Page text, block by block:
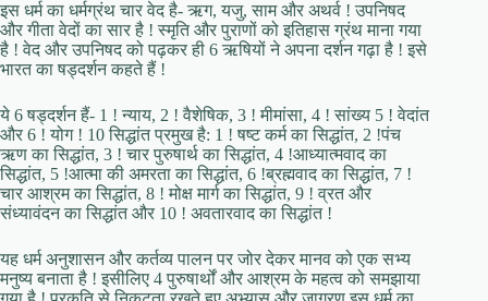
इस धर्म का धर्मग्रंथ चार वेद है- ऋग, यजु, साम और अथर्व ! उपनिषद
और गीता वेदों का सार है ! स्मृति और पुराणों को इतिहास ग्रंथ माना गया
है ! वेद और उपनिषद को पढ़कर ही 6 ऋषियों ने अपना दर्शन गढ़ा है ! इसे
भारत का षड्दर्शन कहते हैं !
ये 6 षड्दर्शन हैं- 1 ! न्याय, 2 ! वैशेषिक, 3 ! मीमांसा, 4 ! सांख्य 5 ! वेदांत
और 6 ! योग ! 10 सिद्धांत प्रमुख है: 1 ! षष्ट कर्म का सिद्धांत, 2 !पंच
ऋण का सिद्धांत, 3 ! चार पुरुषार्थ का सिद्धांत, 4 !आध्‍यात्मवाद का
सिद्धांत, 5 !आत्मा की अमरता का सिद्धांत, 6 !ब्रह्मवाद का सिद्धांत, 7 !
चार आश्रम का सिद्धांत, 8 ! मोक्ष मार्ग का सिद्धांत, 9 ! व्रत और
संध्यावंदन का सिद्धांत और 10 ! अवतारवाद का सिद्धांत !
यह धर्म अनुशासन और कर्तव्य पालन पर जोर देकर मानव को एक सभ्य
मनुष्‍य बनाता है ! इसीलिए 4 पुरुषार्थों और आश्रम के महत्व को समझाया